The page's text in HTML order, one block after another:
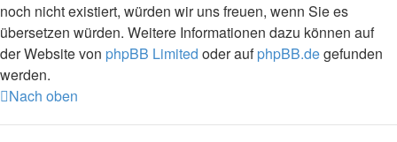
noch nicht existiert, würden wir uns freuen, wenn Sie es
übersetzen würden. Weitere Informationen dazu können auf
der Website von phpBB Limited oder aufphpBB.degefunden
werden.
Nach oben